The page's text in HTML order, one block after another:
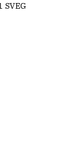
SVEG